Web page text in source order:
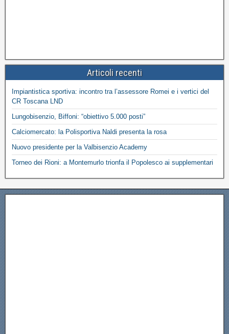
Articoli recenti
Impiantistica sportiva: incontro tra l’assessore Romei e i vertici del
CR Toscana LND
Lungobisenzio, Biffoni: “obiettivo 5.000 posti”
Calciomercato: la Polisportiva Naldi presenta la rosa
Nuovo presidente per la Valbisenzio Academy
Torneo dei Rioni: a Montemurlo trionfa il Popolesco ai supplementari